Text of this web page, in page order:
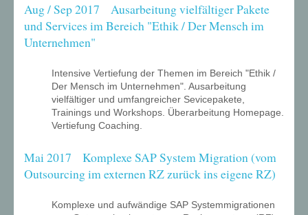
Aug / Sep 2017 Ausarbeitung vielfältiger Pakete
und Services im Bereich "Ethik / Der Mensch im
Unternehmen"
Intensive Vertiefung der Themen im Bereich "Ethik /
Der Mensch im Unternehmen". Ausarbeitung
vielfältiger und umfangreicher Sevicepakete,
Trainings und Workshops. Überarbeitung Homepage.
Vertiefung Coaching.
Mai 2017 Komplexe SAP System Migration (vom
Outsourcing im externen RZ zurück ins eigene RZ)
Komplexe und aufwändige SAP Systemmigrationen